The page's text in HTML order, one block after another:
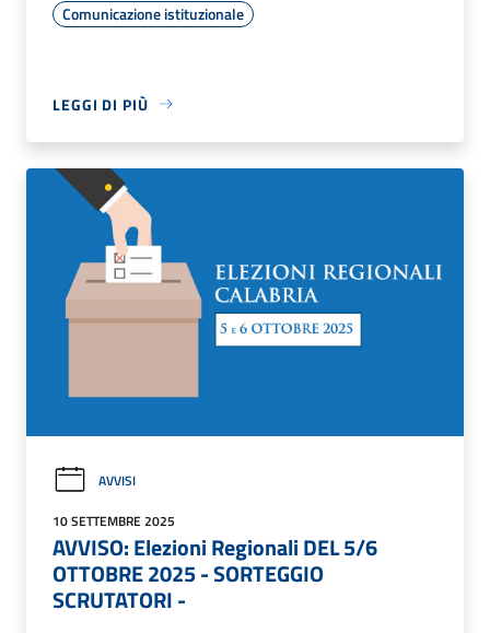
Comunicazione istituzionale
LEGGI DI PIÙ
AVVISI
10 SETTEMBRE 2025
AVVISO: Elezioni Regionali DEL 5/6
OTTOBRE 2025 - SORTEGGIO
SCRUTATORI -